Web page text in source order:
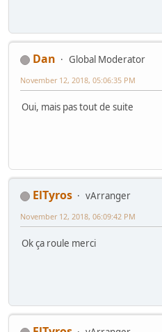
Dan
Global Moderator
November 12, 2018, 05:06:35 PM
Oui, mais pas tout de suite
ElTyros
vArranger
November 12, 2018, 06:09:42 PM
Ok ça roule merci